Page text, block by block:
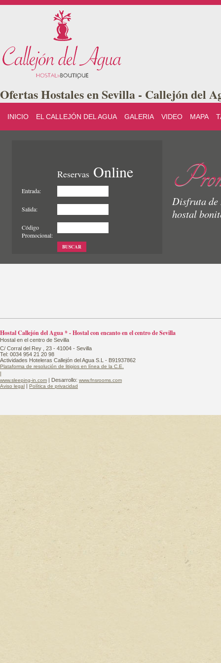
Ofertas Hostales en Sevilla - Callejón del
INICIO EL CALLEJÓN DEL AGUA GALERIA VIDEO MAPA
Reservas Online
Entrada:
Salida:
Código
Promocional:
BUSCAR
Disfruta de
hostal
Hostal Callejón del Agua * - Hostal con encanto en el centro de Sevilla
Hostal en el centro de Sevilla
C/ Corral del Rey , 23 - 41004 - Sevilla
Tel: 0034 954 21 20 98
Actividades Hoteleras Callejón del Agua S.L - B91937862
Plataforma de resolución de litigios en línea de la C.E.
|
www.sleeping-in.com | Desarrollo: www.fnsrooms.com
Aviso legal | Política de privacidad